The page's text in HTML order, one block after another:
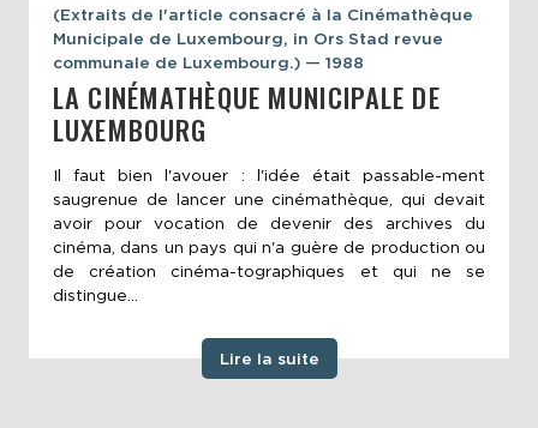
(Extraits de l'article consacré à la Cinémathèque
Municipale de Luxembourg, in Ors Stad revue
communale de Luxembourg.) — 1988
LA CINÉMATHÈQUE MUNICIPALE DE
LUXEMBOURG
Il faut bien l'avouer : l'idée était passable-ment
saugrenue de lancer une cinémathèque, qui devait
avoir pour vocation de devenir des archives du
cinéma, dans un pays qui n'a guère de production ou
de création cinéma-tographiques et qui ne se
distingue...
Lire la suite